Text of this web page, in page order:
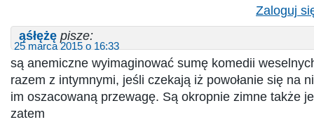
Zaloguj
ąśłężę pisze:
25 marca 2015 o 16:33
są anemiczne wyimaginować sumę komedii
razem z intymnymi, jeśli czekają iż powołanie się na
im oszacowaną przewagę. Są okropnie zimne także
zatem